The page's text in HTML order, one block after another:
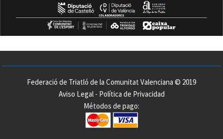
Federació de Triatló de la Comunitat Valenciana © 2019
Aviso Legal- Política de Privacidad
Métodos de pago: